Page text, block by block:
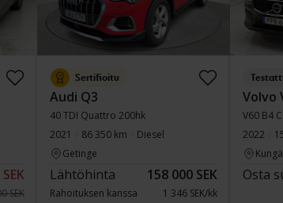
SEK
Sertifioitu
Audi Q3
40 TDI Quattro 200hk
2021
86 350 km
Diesel
Getinge
Lähtöhinta 158 000 SEK
Rahoituksen kanssa 1 346 SEK/kk
Volvo
V60 B4
2022
Osta